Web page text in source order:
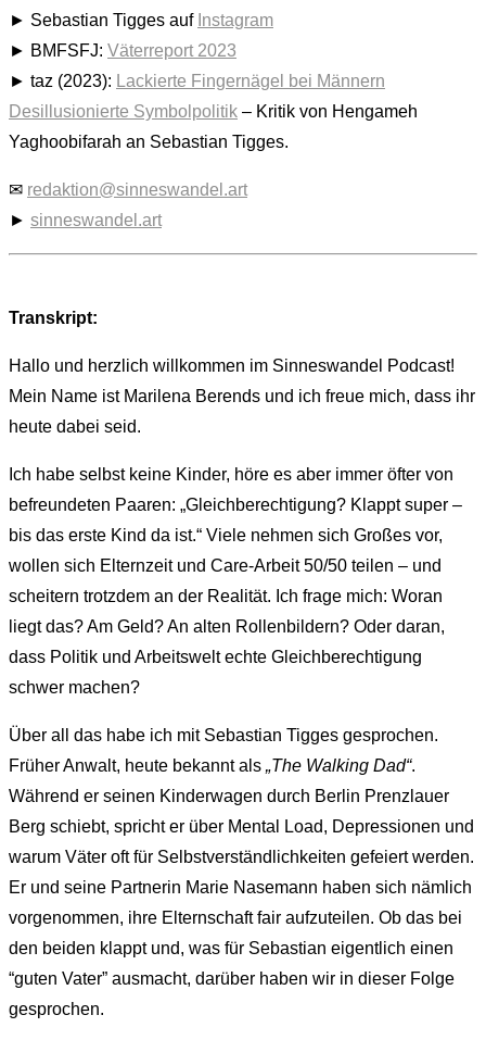
► Sebastian Tigges auf Instagram
► BMFSFJ: Väterreport 2023
► taz (2023): Lackierte Fingernägel bei Männern
Desillusionierte Symbolpolitik – Kritik von Hengameh
Yaghoobifarah an Sebastian Tigges.
✉ redaktion@sinneswandel.art
► sinneswandel.art
Transkript:
Hallo und herzlich willkommen im Sinneswandel Podcast!
Mein Name ist Marilena Berends und ich freue mich, dass ihr
heute dabei seid.
Ich habe selbst keine Kinder, höre es aber immer öfter von
befreundeten Paaren: „Gleichberechtigung? Klappt super –
bis das erste Kind da ist.“ Viele nehmen sich Großes vor,
wollen sich Elternzeit und Care-Arbeit 50/50 teilen – und
scheitern trotzdem an der Realität. Ich frage mich: Woran
liegt das? Am Geld? An alten Rollenbildern? Oder daran,
dass Politik und Arbeitswelt echte Gleichberechtigung
schwer machen?
Über all das habe ich mit Sebastian Tigges gesprochen.
Früher Anwalt, heute bekannt als „The Walking Dad“.
Während er seinen Kinderwagen durch Berlin Prenzlauer
Berg schiebt, spricht er über Mental Load, Depressionen und
warum Väter oft für Selbstverständlichkeiten gefeiert werden.
Er und seine Partnerin Marie Nasemann haben sich nämlich
vorgenommen, ihre Elternschaft fair aufzuteilen. Ob das bei
den beiden klappt und, was für Sebastian eigentlich einen
“guten Vater” ausmacht, darüber haben wir in dieser Folge
gesprochen.